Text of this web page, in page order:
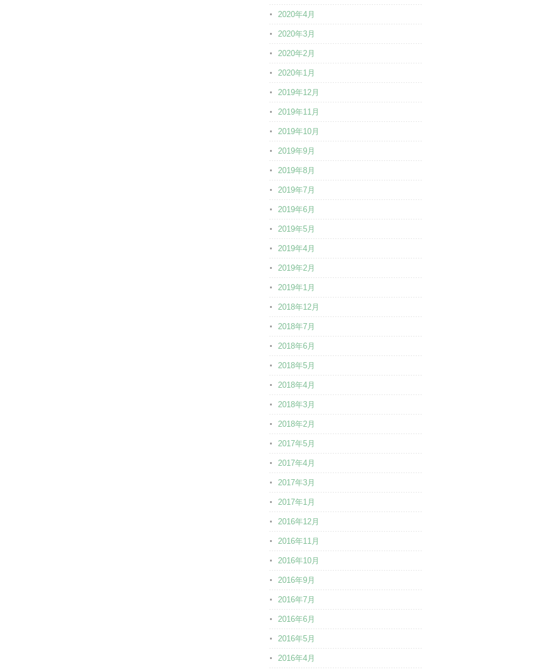
2020年4月
2020年3月
2020年2月
2020年1月
2019年12月
2019年11月
2019年10月
2019年9月
2019年8月
2019年7月
2019年6月
2019年5月
2019年4月
2019年2月
2019年1月
2018年12月
2018年7月
2018年6月
2018年5月
2018年4月
2018年3月
2018年2月
2017年5月
2017年4月
2017年3月
2017年1月
2016年12月
2016年11月
2016年10月
2016年9月
2016年7月
2016年6月
2016年5月
2016年4月